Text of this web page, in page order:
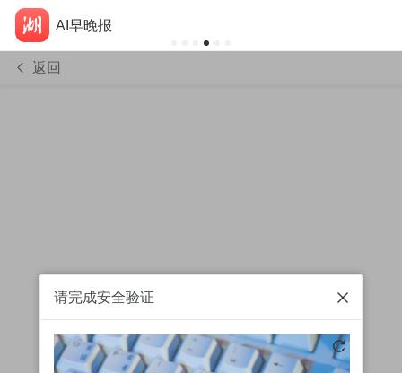
AI早晚报
返回
请完成安全验证